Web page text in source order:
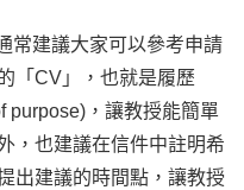
常建議大家可以參考申請
「CV」，也就是履歷
purpose)，讓教授能簡單
，也建議在信件中註明希
出建議的時間點，讓教授